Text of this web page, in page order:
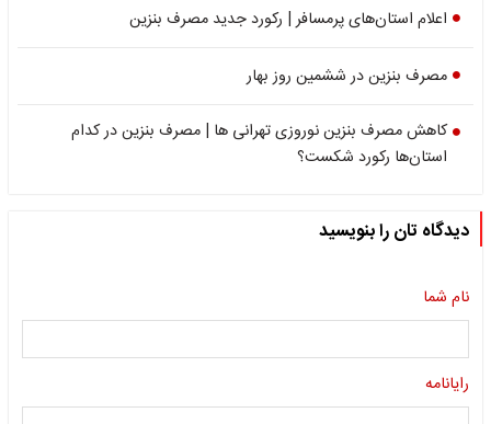
اعلام استان‌های پرمسافر | رکورد جدید مصرف بنزین
مصرف بنزین در ششمین روز بهار
کاهش مصرف بنزین نوروزی تهرانی ها | مصرف بنزین در کدام
استان‌ها رکورد شکست؟
دیدگاه تان را بنویسید
نام شما
رایانامه